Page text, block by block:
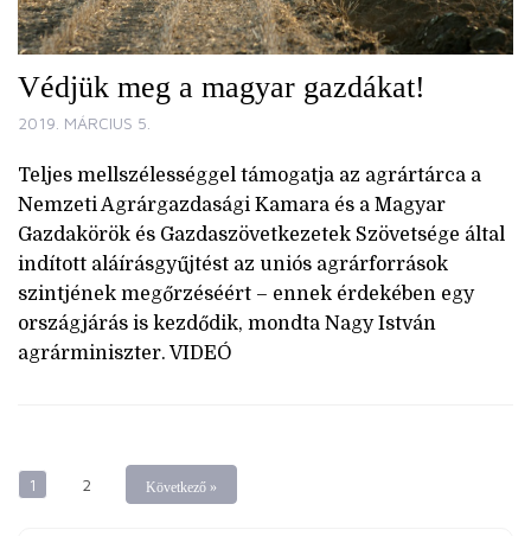
Védjük meg a magyar gazdákat!
2019. MÁRCIUS 5.
Teljes mellszélességgel támogatja az agrártárca a
Nemzeti Agrárgazdasági Kamara és a Magyar
Gazdakörök és Gazdaszövetkezetek Szövetsége által
indított aláírásgyűjtést az uniós agrárforrások
szintjének megőrzéséért – ennek érdekében egy
országjárás is kezdődik, mondta Nagy István
agrárminiszter. VIDEÓ
1 2 Következő »